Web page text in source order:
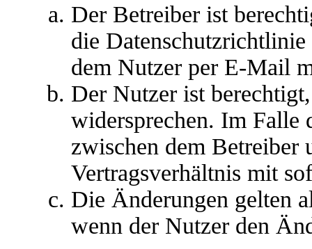
Der Betreiber ist
die
dem Nutzer per E-Mail
Der Nutzer ist
widersprechen. Im Falle
zwischen dem Betreiber
Vertragsverhältnis mit
Die Änderungen gelten
wenn der Nutzer den